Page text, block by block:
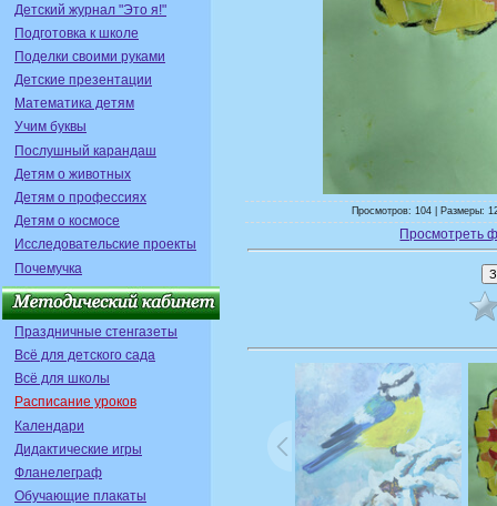
Детский журнал "Это я!"
Подготовка к школе
Поделки своими руками
Детские презентации
Математика детям
Учим буквы
Послушный карандаш
Детям о животных
Детям о профессиях
Детям о космосе
Исследовательские проекты
Почемучка
Праздничные стенгазеты
Всё для детского сада
Всё для школы
Расписание уроков
Календари
Дидактические игры
Фланелеграф
Обучающие плакаты
Просмотров: 104 | Размеры:
Просмотреть